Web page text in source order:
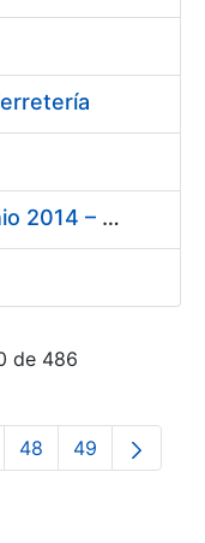
Material de fontanería. Bienio 2014 – 2015
de 486
TAB para
Página
48 Página
49